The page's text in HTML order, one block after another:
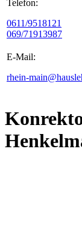
Telefon:
0611/9518121
069/71913987
E-Mail:
rhein-